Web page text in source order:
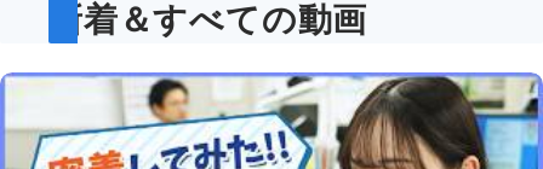
新着＆すべての動画